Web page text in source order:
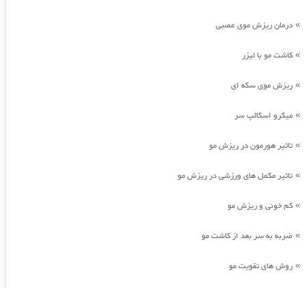
» درمان ریزش موی عصبی
» کاشت مو با لیزر
» ریزش موی سکه ای
» میکرو اسکالپ سر
» تاثیر هورمون در ریزش مو
» تاثیر مکمل های ورزشی در ریزش مو
» کم خونی و ریزش مو
» ضربه به سر بعد از کاشت مو
» روش های تقویت مو